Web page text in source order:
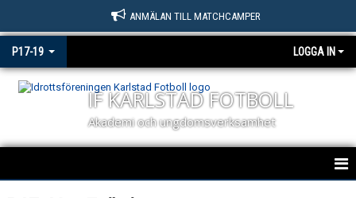
ANMÄLAN TILL MATCHCAMPER
P17-19 LOGGA IN
IF KARLSTAD FOTBOLL
Akademi och ungdomsverksamhet
IF KARLSTAD FOTBOLL P17 / P19